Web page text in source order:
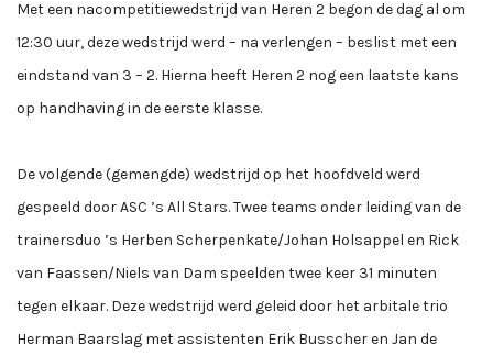
Met een nacompetitiewedstrijd van Heren 2 begon de dag al om
12:30 uur, deze wedstrijd werd – na verlengen – beslist met een
eindstand van 3 – 2. Hierna heeft Heren 2 nog een laatste kans
op handhaving in de eerste klasse.
De volgende (gemengde) wedstrijd op het hoofdveld werd
gespeeld door ASC ’s All Stars. Twee teams onder leiding van de
trainersduo ’s Herben Scherpenkate/Johan Holsappel en Rick
van Faassen/Niels van Dam speelden twee keer 31 minuten
tegen elkaar. Deze wedstrijd werd geleid door het arbitale trio
Herman Baarslag met assistenten Erik Busscher en Jan de